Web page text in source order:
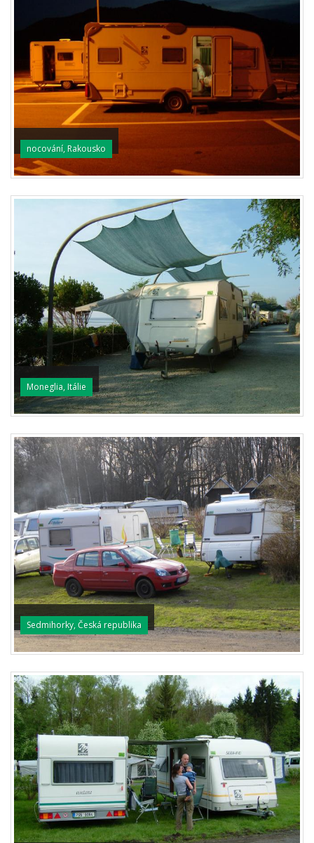
nocování, Rakousko
Moneglia, Itálie
Sedmihorky, Česká republika